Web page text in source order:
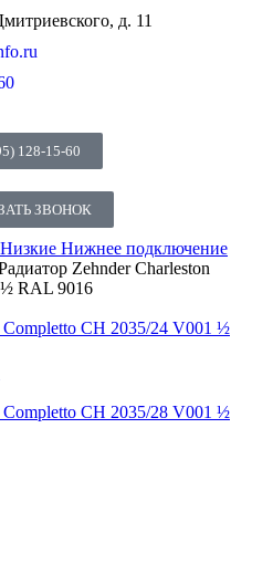
д. 11
128-15-60
ЗВОНОК
Низкие Нижнее подключение
Zehnder Charleston
RAL 9016
Completto CH 2035/24 V001 ½
Completto CH 2035/28 V001 ½